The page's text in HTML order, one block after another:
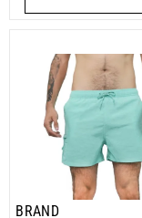
BRAND